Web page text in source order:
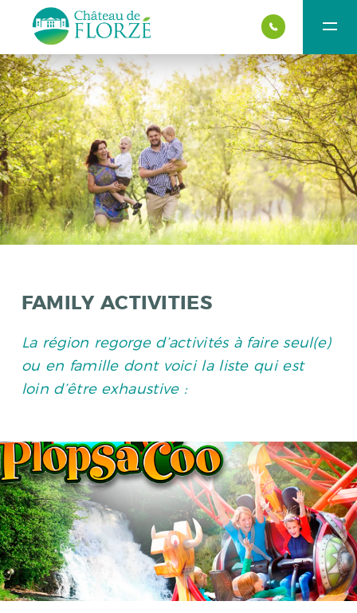
FAMILY ACTIVITIES
La région regorge d’activités à faire seul(e)
ou en famille dont voici la liste qui est
loin d’être exhaustive :